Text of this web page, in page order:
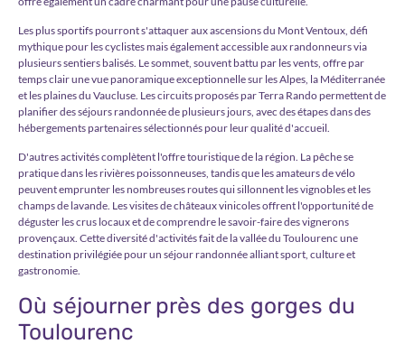
Les plus sportifs pourront s'attaquer aux ascensions du Mont Ventoux, défi
mythique pour les cyclistes mais également accessible aux randonneurs via
plusieurs sentiers balisés. Le sommet, souvent battu par les vents, offre par
temps clair une vue panoramique exceptionnelle sur les Alpes, la Méditerranée
et les plaines du Vaucluse. Les circuits proposés par Terra Rando permettent de
planifier des séjours randonnée de plusieurs jours, avec des étapes dans des
hébergements partenaires sélectionnés pour leur qualité d'accueil.
D'autres activités complètent l'offre touristique de la région. La pêche se
pratique dans les rivières poissonneuses, tandis que les amateurs de vélo
peuvent emprunter les nombreuses routes qui sillonnent les vignobles et les
champs de lavande. Les visites de châteaux vinicoles offrent l'opportunité de
déguster les crus locaux et de comprendre le savoir-faire des vignerons
provençaux. Cette diversité d'activités fait de la vallée du Toulourenc une
destination privilégiée pour un séjour randonnée alliant sport, culture et
gastronomie.
Où séjourner près des gorges du
Toulourenc